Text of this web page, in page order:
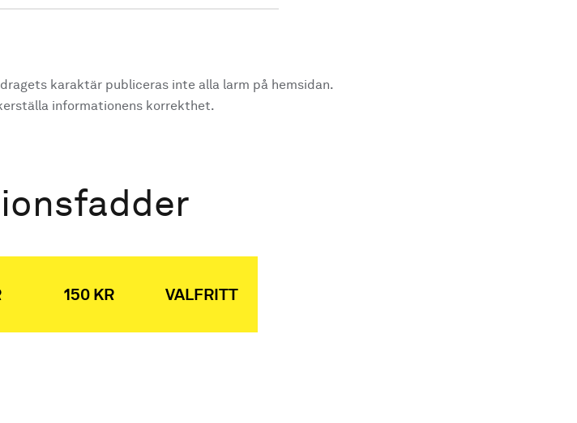
karaktär publiceras inte alla larm på hemsidan.
informationens korrekthet.
150 KR VALFRITT